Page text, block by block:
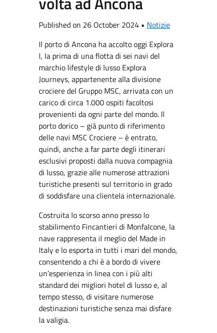
Published on 26 October 2024 • Notizie
Il porto di Ancona ha accolto oggi Explora
I, la prima di una flotta di sei navi del
marchio lifestyle di lusso Explora
Journeys, appartenente alla divisione
crociere del Gruppo MSC, arrivata con un
carico di circa 1.000 ospiti facoltosi
provenienti da ogni parte del mondo. Il
porto dorico – già punto di riferimento
delle navi MSC Crociere – è entrato,
quindi, anche a far parte degli itinerari
esclusivi proposti dalla nuova compagnia
di lusso, grazie alle numerose attrazioni
turistiche presenti sul territorio in grado
di soddisfare una clientela internazionale.
Costruita lo scorso anno presso lo
stabilimento Fincantieri di Monfalcone, la
nave rappresenta il meglio del Made in
Italy e lo esporta in tutti i mari del mondo,
consentendo a chi è a bordo di vivere
un’esperienza in linea con i più alti
standard dei migliori hotel di lusso e, al
tempo stesso, di visitare numerose
destinazioni turistiche senza mai disfare
la valigia.